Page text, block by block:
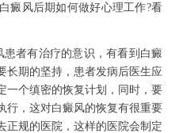
癜风后期如何做好心理工作?看
者有治疗的意识，有看到白癜
长期的坚持，患者发病后医生应
一个缜密的恢复计划，同时，要
行，这对白癜风的恢复有很重要
正规的医院，这样的医院会制定